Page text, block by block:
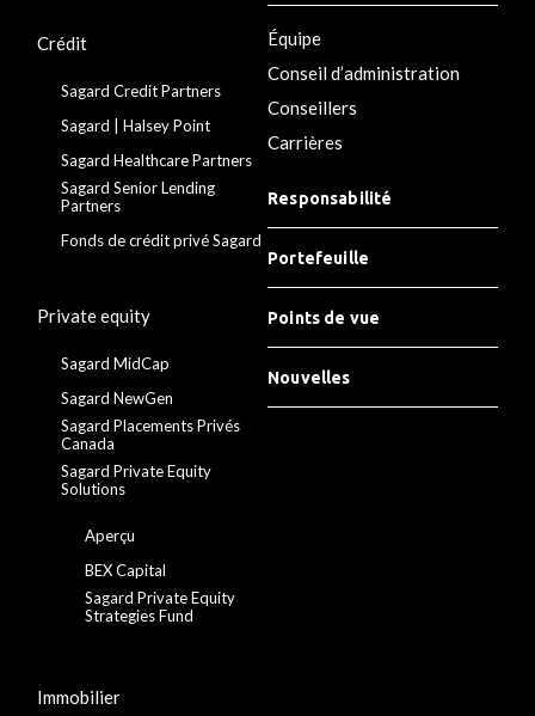
Crédit
Sagard Credit Partners
Sagard | Halsey Point
Sagard Healthcare Partners
Sagard Senior Lending
Partners
Fonds de crédit privé Sagard
Private equity
Sagard MidCap
Sagard NewGen
Sagard Placements Privés
Canada
Sagard Private Equity
Solutions
Aperçu
BEX Capital
Sagard Private Equity
Strategies Fund
Immobilier
Équipe
Conseil d’administration
Conseillers
Carrières
Responsabilité
Portefeuille
Points de vue
Nouvelles